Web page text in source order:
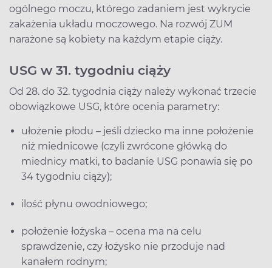
ogólnego moczu, którego zadaniem jest wykrycie
zakażenia układu moczowego. Na rozwój ZUM
narażone są kobiety na każdym etapie ciąży.
USG w 31. tygodniu ciąży
Od 28. do 32. tygodnia ciąży należy wykonać trzecie
obowiązkowe USG, które ocenia parametry:
ułożenie płodu – jeśli dziecko ma inne położenie
niż miednicowe (czyli zwrócone główką do
miednicy matki, to badanie USG ponawia się po
34 tygodniu ciąży);
ilość płynu owodniowego;
położenie łożyska – ocena ma na celu
sprawdzenie, czy łożysko nie przoduje nad
kanałem rodnym;